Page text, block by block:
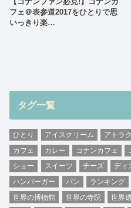
【コナンファン必見!】コナンカ
フェ＠表参道2017をひとりで思
いっきり楽…
タグ一覧
ひとり アイスクリーム アトラ
カフェ
カレー コナンカフェ
ショー
スイーツ チーズ ディ
ハンバーガー
パン ランキング
世界の博物館
世界の寺院 世界